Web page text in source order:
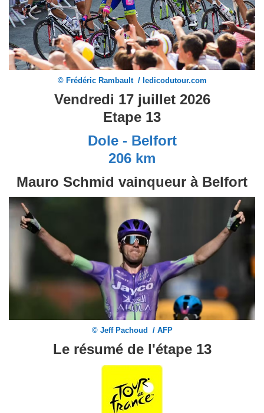
© Frédéric Rambault / ledicodutour.com
Vendredi 17 juillet 2026
Etape 13
Dole - Belfort
206 km
Mauro Schmid vainqueur à Belfort
© Jeff Pachoud / AFP
Le résumé de l'étape 13